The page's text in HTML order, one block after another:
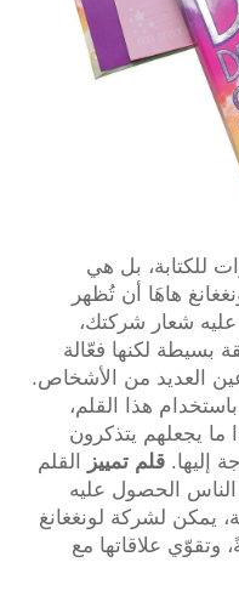
للكتابة، بل هي
هاهَا أن تُظهر
عليه شعار شركتك،
بسيطة لكنها فعّالة
العديد من الأشخاص.
هذا القلم،
ما يجعلهم يتذكرون
إليها. قلم تمييز
القلم
الناس الحصول عليه
يمكن لشركة لونغغانغ
وتقوّي علاقاتها مع